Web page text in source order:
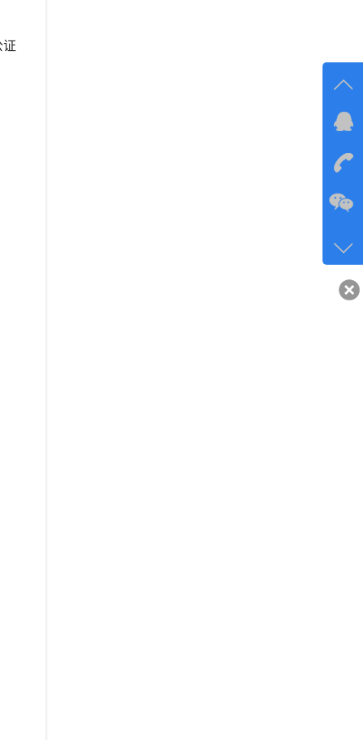
在线
咨询
客服